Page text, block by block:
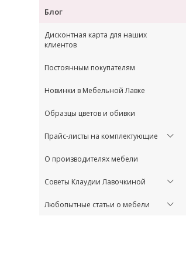
Блог
Дисконтная карта для наших
клиентов
Постоянным покупателям
Новинки в Мебельной Лавке
Образцы цветов и обивки
Прайс-листы на комплектующие
О производителях мебели
Советы Клаудии Лавочкиной
Любопытные статьи о мебели